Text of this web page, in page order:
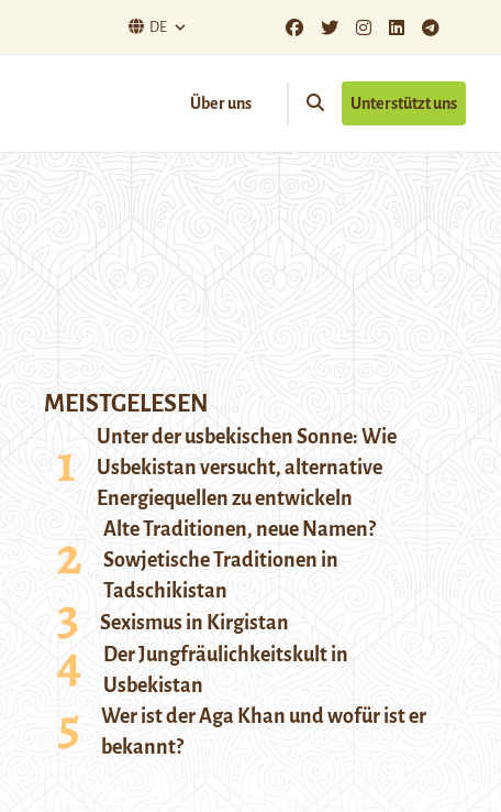
DE
Über uns Unterstützt uns
MEISTGELESEN
Unter der usbekischen Sonne: Wie
Usbekistan versucht, alternative
Energiequellen zu entwickeln
Alte Traditionen, neue Namen?
Sowjetische Traditionen in
Tadschikistan
Sexismus in Kirgistan
Der Jungfräulichkeitskult in
Usbekistan
Wer ist der Aga Khan und wofür ist er
bekannt?